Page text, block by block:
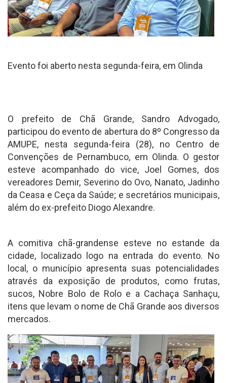
Evento foi aberto nesta segunda-feira, em Olinda
O prefeito de Chã Grande, Sandro Advogado,
participou do evento de abertura do 8º Congresso da
AMUPE, nesta segunda-feira (28), no Centro de
Convenções de Pernambuco, em Olinda. O gestor
esteve acompanhado do vice, Joel Gomes, dos
vereadores Demir, Severino do Ovo, Nanato, Jadinho
da Ceasa e Ceça da Saúde; e secretários municipais,
além do ex-prefeito Diogo Alexandre.
A comitiva chã-grandense esteve no estande da
cidade, localizado logo na entrada do evento. No
local, o município apresenta suas potencialidades
através da exposição de produtos, como frutas,
sucos, Nobre Bolo de Rolo e a Cachaça Sanhaçu,
itens que levam o nome de Chã Grande aos diversos
mercados.